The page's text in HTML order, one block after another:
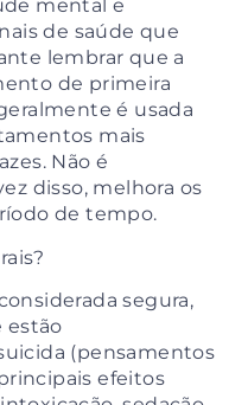
mental e
de saúde que
lembrar que a
de primeira
é usada
mais
Não é
disso, melhora os
de tempo.
segura,
estão
(pensamentos
efeitos